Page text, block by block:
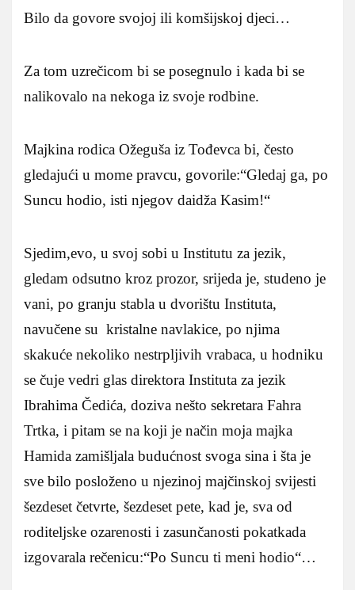
Bilo da govore svojoj ili komšijskoj djeci…
Za tom uzrečicom bi se posegnulo i kada bi se
nalikovalo na nekoga iz svoje rodbine.
Majkina rodica Ožeguša iz Tođevca bi, često
gledajući u mome pravcu, govorile:“Gledaj ga, po
Suncu hodio, isti njegov daidža Kasim!“
Sjedim,evo, u svoj sobi u Institutu za jezik,
gledam odsutno kroz prozor, srijeda je, studeno je
vani, po granju stabla u dvorištu Instituta,
navučene su kristalne navlakice, po njima
skakuće nekoliko nestrpljivih vrabaca, u hodniku
se čuje vedri glas direktora Instituta za jezik
Ibrahima Čedića, doziva nešto sekretara Fahra
Trtka, i pitam se na koji je način moja majka
Hamida zamišljala budućnost svoga sina i šta je
sve bilo posloženo u njezinoj majčinskoj svijesti
šezdeset četvrte, šezdeset pete, kad je, sva od
roditeljske ozarenosti i zasunčanosti pokatkada
izgovarala rečenicu:“Po Suncu ti meni hodio“…